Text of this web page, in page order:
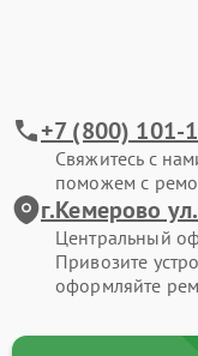
+7 (800) 101-
Свяжитесь с
поможем с
г.Кемерово
Центральный
Привозите
оформляйте